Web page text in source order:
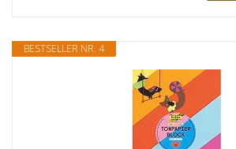
BESTSELLER NR. 4